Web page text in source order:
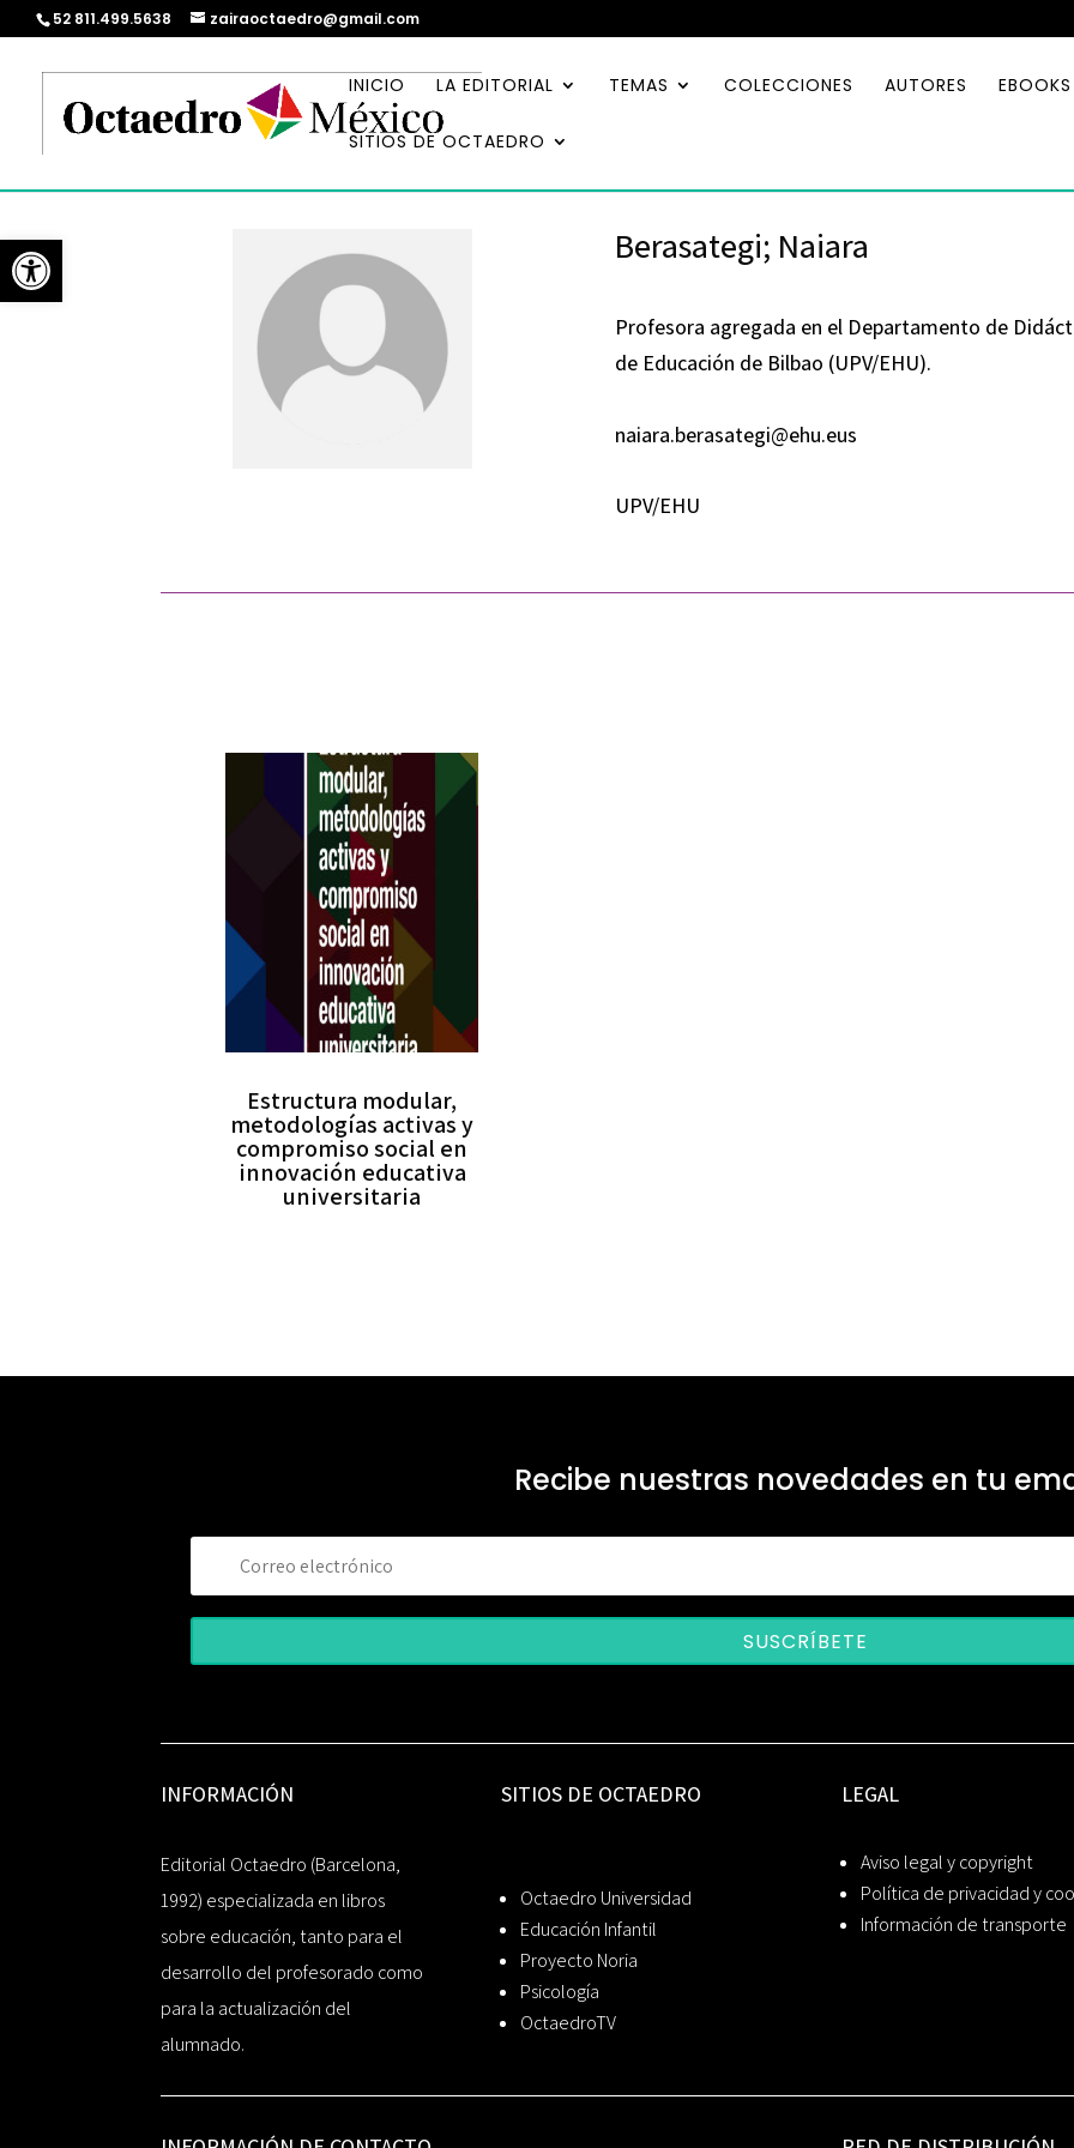
Abrir barra de herramientas
52 811.499.5638 zairaoctaedro@gmail.com
INICIO LA EDITORIAL TEMAS COLECCIONES AUTORES EBOOKS
SITIOS DE OCTAEDRO
Berasategi; Naiara
Profesora agregada en el Departamento de
de Educación de Bilbao (UPV/EHU).
naiara.berasategi@ehu.eus
UPV/EHU
Estructura modular,
metodologías activas y
compromiso social en
innovación educativa
universitaria
Recibe nuestras novedades en tu
SUSCRÍBETE
INFORMACIÓN
Editorial Octaedro (Barcelona,
1992) especializada en libros
sobre educación, tanto para el
desarrollo del profesorado como
para la actualización del
alumnado.
SITIOS DE OCTAEDRO
Octaedro Universidad
Educación Infantil
Proyecto Noria
Psicología
OctaedroTV
LEGAL
Aviso legal y copyright
Política de privacidad y
Información de transporte